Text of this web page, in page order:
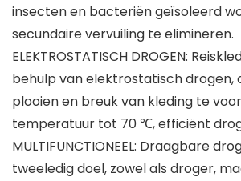
insecten en bacteriën geïsoleerd
secundaire vervuiling te elimineren.
ELEKTROSTATISCH DROGEN:
behulp van elektrostatisch drogen,
plooien en breuk van kleding te
temperatuur tot 70 ℃, efficiënt
MULTIFUNCTIONEEL: Draagbare
tweeledig doel, zowel als droger,